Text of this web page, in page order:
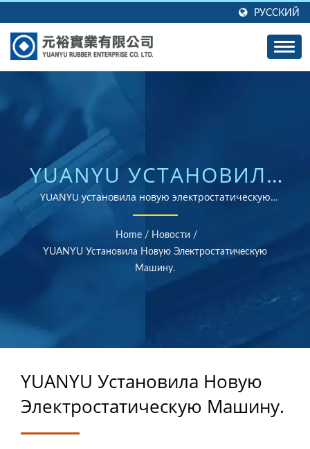
РУССКИЙ
YUANYU УСТАНОВИЛА
НОВУЮ
ЭЛЕКТРОСТАТИЧЕСКУЮ
МАШИНУ. | БОЛЕЕ 40
ЛЕТ ОПЫТА В
КАСТОМИЗИРОВАННЫХ
РЕЗИНОТЕХНИЧЕСКИХ
ИЗДЕЛИЙ
YUANYU установила новую электростатическую
машину. | Поставщик резинок, сертифицированных
по стандартам ISO и RoHS
Home / Новости /
YUANYU Установила Новую Электростатическую
Машину.
YUANYU Установила Новую
Электростатическую Машину.